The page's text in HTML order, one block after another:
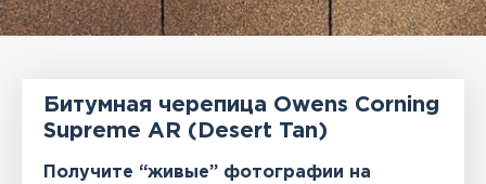
Битумная черепица Owens Corning
Supreme AR (Desert Tan)
Получите “живые” фотографии на